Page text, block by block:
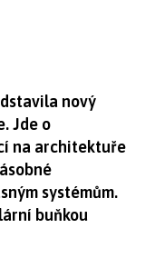
nový
Jde o
na architektuře
systémům.
buňkou